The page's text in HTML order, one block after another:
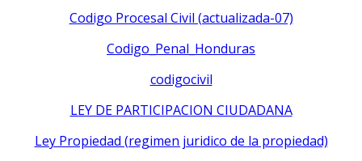
Codigo Procesal Civil (actualizada-07)
Codigo_Penal_Honduras
codigocivil
LEY DE PARTICIPACION CIUDADANA
Ley Propiedad (regimen juridico de la propiedad)